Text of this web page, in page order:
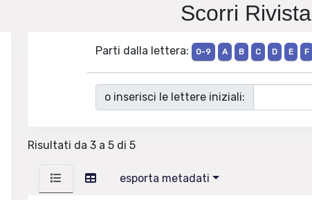
Scorri Rivista
Parti dalla lettera: 0-9 A B C D E F
o inserisci le lettere iniziali:
Risultati da 3 a 5 di 5
esporta metadati